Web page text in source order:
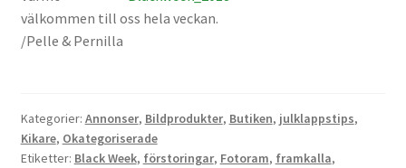
Canvasbilder
Julkort
välkommen till oss hela veckan.
/Pelle & Pernilla
Kategorier: Annonser, Bildprodukter, Butiken, julklappstips,
Kikare, Okategoriserade
Etiketter: Black Week, förstoringar, Fotoram, framkalla,